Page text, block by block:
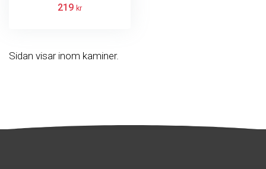
219 kr
Sidan visar inom kaminer.